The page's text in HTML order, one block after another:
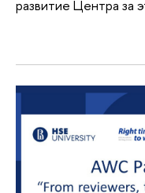
развитие Центра за